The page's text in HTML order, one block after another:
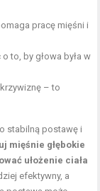
pracę mięśni i
to, by głowa była w
– to
stabilną postawę i
mięśnie głębokie
ułożenie ciała
efektywny, a